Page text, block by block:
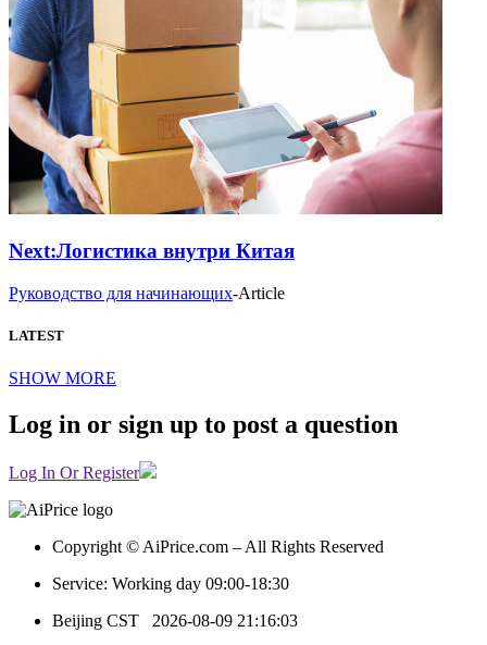
Next:Логистика внутри Китая
Руководство для начинающих-Article
LATEST
SHOW MORE
Log in or sign up to post a question
Log In Or Register
Copyright © AiPrice.com – All Rights Reserved
Service: Working day 09:00-18:30
Beijing CST 2026-08-09 21:16:03